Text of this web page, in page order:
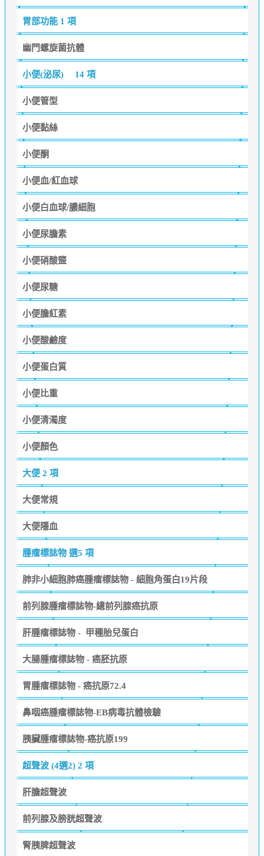
胃部功能 1 項
幽門螺旋菌抗體
小便(泌尿) 14 項
小便管型
小便黏絲
小便酮
小便血/紅血球
小便白血球/膿細胞
小便尿膽素
小便硝酸盬
小便尿糖
小便膽紅素
小便酸鹼度
小便蛋白質
小便比重
小便清濁度
小便顏色
大便 2 項
大便常規
大便隱血
腫瘤標誌物 選5 項
肺非小細胞肺癌腫瘤標誌物 - 細胞角蛋白19片段
前列腺腫瘤標誌物-總前列腺癌抗原
肝腫瘤標誌物 - 甲種胎兒蛋白
大腸腫瘤標誌物 - 癌胚抗原
胃腫瘤標誌物 - 癌抗原72.4
鼻咽癌腫瘤標誌物-EB病毒抗體檢驗
胰臟腫瘤標誌物-癌抗原199
超聲波 (4選2) 2 項
肝膽超聲波
前列腺及膀胱超聲波
腎胰脾超聲波